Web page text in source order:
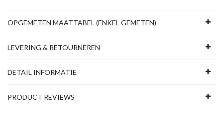
OPGEMETEN MAATTABEL (ENKEL GEMETEN)
LEVERING & RETOURNEREN
DETAIL INFORMATIE
PRODUCT REVIEWS